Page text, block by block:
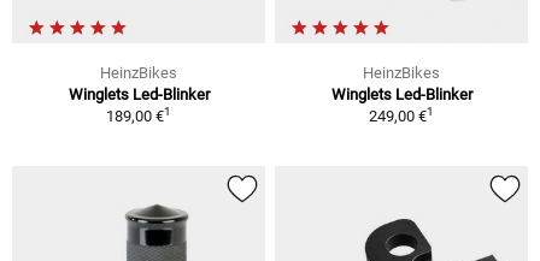
HeinzBikes
Winglets Led-Blinker
189,00 €1
HeinzBikes
Winglets Led-Blinker
249,00 €1